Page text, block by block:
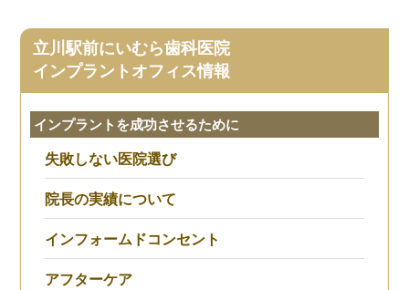
立川駅前にいむら歯科医院
インプラントオフィス情報
インプラントを成功させるために
失敗しない医院選び
院長の実績について
インフォームドコンセント
アフターケア